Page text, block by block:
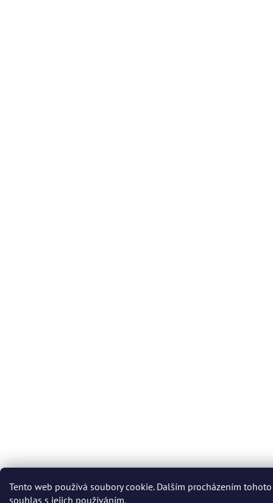
Tento web používá soubory cookie. Dalším procházením
souhlas s jejich používáním.